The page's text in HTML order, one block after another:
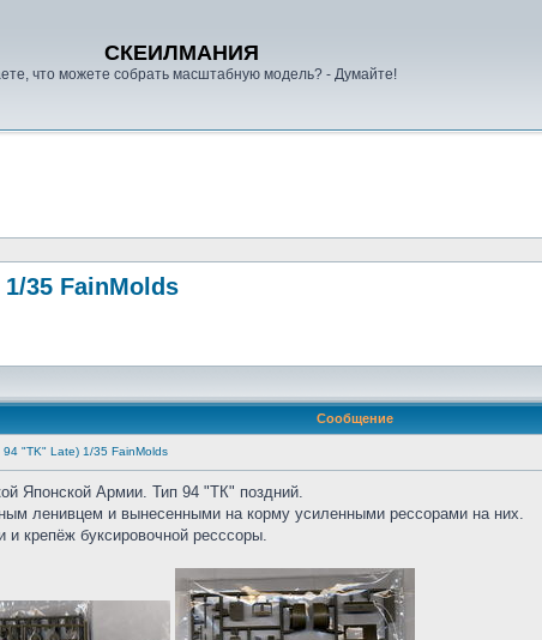
СКЕИЛМАНИЯ
что можете собрать масштабную модель? - Думайте!
1/35 FainMolds
Сообщение
94 "TK" Late) 1/35 FainMolds
Японской Армии. Тип 94 "ТК" поздний.
ленивцем и вынесенными на корму усиленными рессорами на них.
и крепёж буксировочной ресссоры.